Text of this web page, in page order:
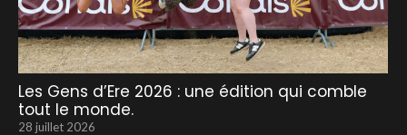
Les Gens d’Ere 2026 : une édition qui comble
tout le monde.
28 juillet 2026